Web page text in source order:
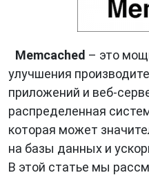
Memcached – это
улучшения
приложений и веб-
распределенная
которая может
на базы данных и
В этой статье мы